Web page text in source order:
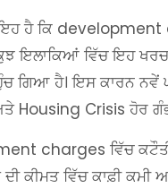
ਹੈ ਕਿ development
ਇਲਾਕਿਆਂ ਵਿੱਚ ਇਹ
ਗਿਆ ਹੈ। ਇਸ ਕਾਰਨ ਨਵੇਂ
Housing Crisis ਹੋਰ
charges ਵਿੱਚ
ਕੀਮਤ ਵਿੱਚ ਕਾਫ਼ੀ ਕਮੀ